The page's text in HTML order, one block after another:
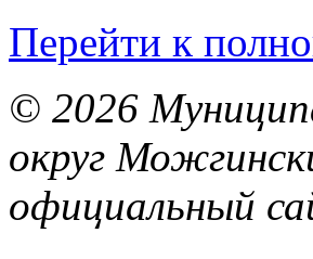
Перейти к
© 2026
округ
официальный